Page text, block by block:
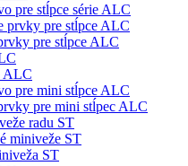
pre stĺpce série ALC
prvky pre stĺpce ALC
pre stĺpce ALC
ALC
pre mini stĺpce ALC
pre mini stĺpec ALC
radu ST
miniveže ST
ST